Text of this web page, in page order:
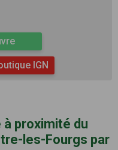
IGN
proximité du
les-Fourgs par